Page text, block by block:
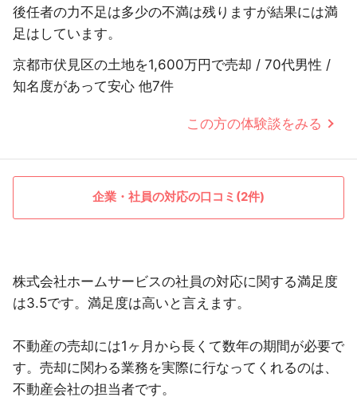
後任者の力不足は多少の不満は残りますが結果には満
足はしています。
京都市伏見区の土地を1,600万円で売却 / 70代男性 /
知名度があって安心 他7件
この方の体験談をみる
企業・社員の対応の口コミ(2件)
株式会社ホームサービスの社員の対応に関する満足度
は3.5です。満足度は高いと言えます。
不動産の売却には1ヶ月から長くて数年の期間が必要で
す。売却に関わる業務を実際に行なってくれるのは、
不動産会社の担当者です。